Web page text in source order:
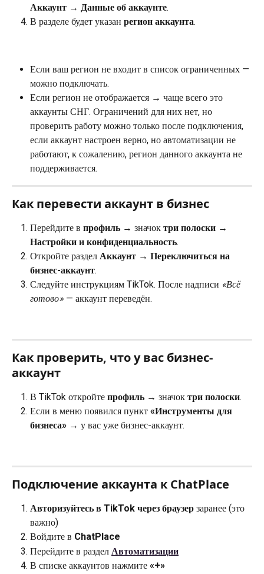
Аккаунт → Данные об аккаунте.
В разделе будет указан регион аккаунта.
Если ваш регион не входит в список ограниченных —
можно подключать.
Если регион не отображается → чаще всего это
аккаунты СНГ. Ограничений для них нет, но
проверить работу можно только после подключения,
если аккаунт настроен верно, но автоматизации не
работают, к сожалению, регион данного аккаунта не
поддерживается.
Как перевести аккаунт в бизнес
Перейдите в профиль → значок три полоски →
Настройки и конфиденциальность.
Откройте раздел Аккаунт → Переключиться на
бизнес-аккаунт.
Следуйте инструкциям TikTok. После надписи «Всё
готово» — аккаунт переведён.
Как проверить, что у вас бизнес-
аккаунт
В TikTok откройте профиль → значок три полоски.
Если в меню появился пункт «Инструменты для
бизнеса» → у вас уже бизнес-аккаунт.
Подключение аккаунта к ChatPlace
Авторизуйтесь в TikTok через браузер заранее (это
важно)
Войдите в ChatPlace
Перейдите в раздел Автоматизации
В списке аккаунтов нажмите «+»